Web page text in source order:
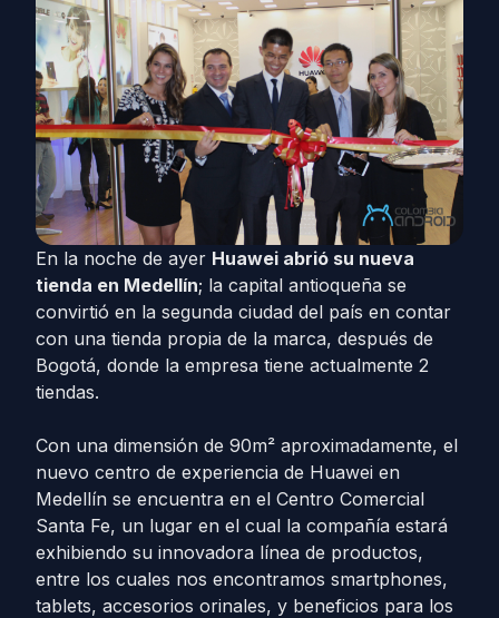
En la noche de ayer Huawei abrió su nueva
tienda en Medellín; la capital antioqueña se
convirtió en la segunda ciudad del país en contar
con una tienda propia de la marca, después de
Bogotá, donde la empresa tiene actualmente 2
tiendas.
Con una dimensión de 90m² aproximadamente, el
nuevo centro de experiencia de Huawei en
Medellín se encuentra en el Centro Comercial
Santa Fe, un lugar en el cual la compañía estará
exhibiendo su innovadora línea de productos,
entre los cuales nos encontramos smartphones,
tablets, accesorios orinales, y beneficios para los